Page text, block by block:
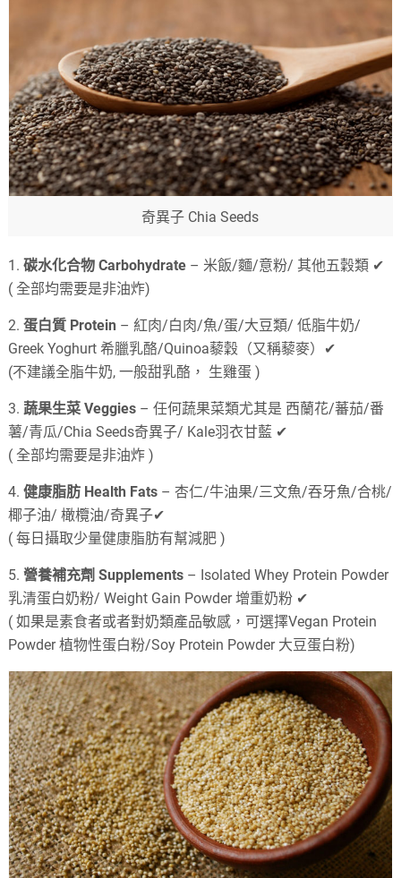
奇異子 Chia Seeds
1.碳水化合物 Carbohydrate – 米飯/麵/意粉/ 其他五穀類 ✔
( 全部均需要是非油炸)
2.蛋白質 Protein – 紅肉/白肉/魚/蛋/大豆類/ 低脂牛奶/
Greek Yoghurt 希臘乳酪/Quinoa藜穀（又稱藜麥）✔
(不建議全脂牛奶, 一般甜乳酪， 生雞蛋 )
3.蔬果生菜 Veggies – 任何蔬果菜類尤其是 西蘭花/蕃茄/番
薯/青瓜/Chia Seeds奇異子/ Kale羽衣甘藍 ✔
( 全部均需要是非油炸 )
4.健康脂肪 Health Fats – 杏仁/牛油果/三文魚/吞牙魚/合桃/
椰子油/ 橄欖油/奇異子✔
( 每日攝取少量健康脂肪有幫減肥 )
5.營養補充劑 Supplements – Isolated Whey Protein Powder
乳清蛋白奶粉/ Weight Gain Powder 增重奶粉 ✔
( 如果是素食者或者對奶類產品敏感，可選擇Vegan Protein
Powder 植物性蛋白粉/Soy Protein Powder 大豆蛋白粉)